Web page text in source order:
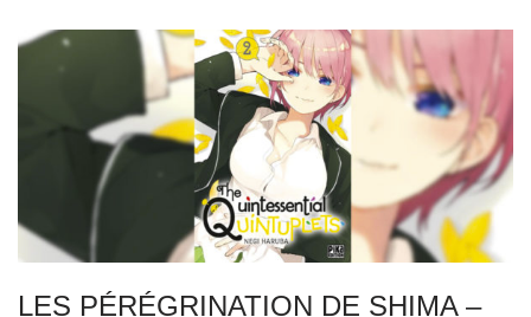
LES PÉRÉGRINATION DE SHIMA –